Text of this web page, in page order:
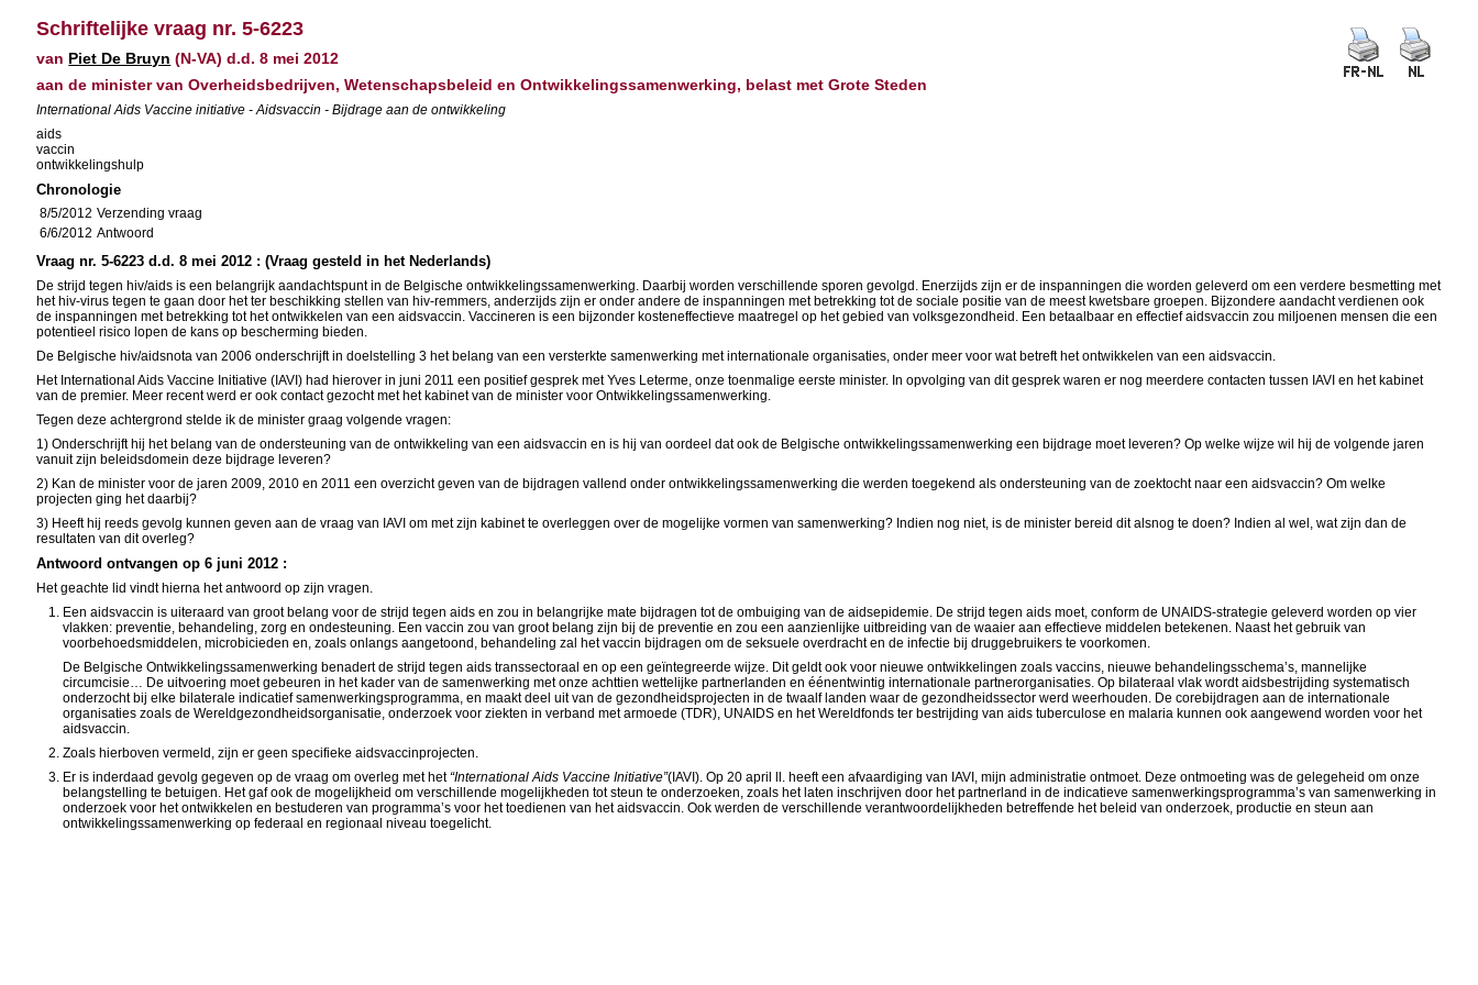
Schriftelijke vraag nr. 5-6223
van Piet De Bruyn (N-VA) d.d. 8 mei 2012
aan de minister van Overheidsbedrijven, Wetenschapsbeleid en Ontwikkelingssamenwerking, belast met Grote Steden
International Aids Vaccine initiative - Aidsvaccin - Bijdrage aan de ontwikkeling
aids
vaccin
ontwikkelingshulp
Chronologie
8/5/2012 Verzending vraag
6/6/2012 Antwoord
Vraag nr. 5-6223 d.d. 8 mei 2012 : (Vraag gesteld in het Nederlands)
De strijd tegen hiv/aids is een belangrijk aandachtspunt in de Belgische ontwikkelingssamenwerking. Daarbij worden verschillende sporen gevolgd. Enerzijds zijn er de inspanningen die worden geleverd om een verdere besmetting met
het hiv-virus tegen te gaan door het ter beschikking stellen van hiv-remmers, anderzijds zijn er onder andere de inspanningen met betrekking tot de sociale positie van de meest kwetsbare groepen. Bijzondere aandacht verdienen ook
de inspanningen met betrekking tot het ontwikkelen van een aidsvaccin. Vaccineren is een bijzonder kosteneffectieve maatregel op het gebied van volksgezondheid. Een betaalbaar en effectief aidsvaccin zou miljoenen mensen die een
potentieel risico lopen de kans op bescherming bieden.
De Belgische hiv/aidsnota van 2006 onderschrijft in doelstelling 3 het belang van een versterkte samenwerking met internationale organisaties, onder meer voor wat betreft het ontwikkelen van een aidsvaccin.
Het International Aids Vaccine Initiative (IAVI) had hierover in juni 2011 een positief gesprek met Yves Leterme, onze toenmalige eerste minister. In opvolging van dit gesprek waren er nog meerdere contacten tussen IAVI en het kabinet
van de premier. Meer recent werd er ook contact gezocht met het kabinet van de minister voor Ontwikkelingssamenwerking.
Tegen deze achtergrond stelde ik de minister graag volgende vragen:
1) Onderschrijft hij het belang van de ondersteuning van de ontwikkeling van een aidsvaccin en is hij van oordeel dat ook de Belgische ontwikkelingssamenwerking een bijdrage moet leveren? Op welke wijze wil hij de volgende jaren
vanuit zijn beleidsdomein deze bijdrage leveren?
2) Kan de minister voor de jaren 2009, 2010 en 2011 een overzicht geven van de bijdragen vallend onder ontwikkelingssamenwerking die werden toegekend als ondersteuning van de zoektocht naar een aidsvaccin? Om welke
projecten ging het daarbij?
3) Heeft hij reeds gevolg kunnen geven aan de vraag van IAVI om met zijn kabinet te overleggen over de mogelijke vormen van samenwerking? Indien nog niet, is de minister bereid dit alsnog te doen? Indien al wel, wat zijn dan de
resultaten van dit overleg?
Antwoord ontvangen op 6 juni 2012 :
Het geachte lid vindt hierna het antwoord op zijn vragen.
Een aidsvaccin is uiteraard van groot belang voor de strijd tegen aids en zou in belangrijke mate bijdragen tot de ombuiging van de aidsepidemie. De strijd tegen aids moet, conform de UNAIDS-strategie geleverd worden op vier
vlakken: preventie, behandeling, zorg en ondesteuning. Een vaccin zou van groot belang zijn bij de preventie en zou een aanzienlijke uitbreiding van de waaier aan effectieve middelen betekenen. Naast het gebruik van
voorbehoedsmiddelen, microbicieden en, zoals onlangs aangetoond, behandeling zal het vaccin bijdragen om de seksuele overdracht en de infectie bij druggebruikers te voorkomen.
De Belgische Ontwikkelingssamenwerking benadert de strijd tegen aids transsectoraal en op een geïntegreerde wijze. Dit geldt ook voor nieuwe ontwikkelingen zoals vaccins, nieuwe behandelingsschema’s, mannelijke
circumcisie… De uitvoering moet gebeuren in het kader van de samenwerking met onze achttien wettelijke partnerlanden en éénentwintig internationale partnerorganisaties. Op bilateraal vlak wordt aidsbestrijding systematisch
onderzocht bij elke bilaterale indicatief samenwerkingsprogramma, en maakt deel uit van de gezondheidsprojecten in de twaalf landen waar de gezondheidssector werd weerhouden. De corebijdragen aan de internationale
organisaties zoals de Wereldgezondheidsorganisatie, onderzoek voor ziekten in verband met armoede (TDR), UNAIDS en het Wereldfonds ter bestrijding van aids tuberculose en malaria kunnen ook aangewend worden voor het
aidsvaccin.
Zoals hierboven vermeld, zijn er geen specifieke aidsvaccinprojecten.
Er is inderdaad gevolg gegeven op de vraag om overleg met het “International Aids Vaccine Initiative”(IAVI). Op 20 april ll. heeft een afvaardiging van IAVI, mijn administratie ontmoet. Deze ontmoeting was de gelegeheid om onze
belangstelling te betuigen. Het gaf ook de mogelijkheid om verschillende mogelijkheden tot steun te onderzoeken, zoals het laten inschrijven door het partnerland in de indicatieve samenwerkingsprogramma’s van samenwerking in
onderzoek voor het ontwikkelen en bestuderen van programma’s voor het toedienen van het aidsvaccin. Ook werden de verschillende verantwoordelijkheden betreffende het beleid van onderzoek, productie en steun aan
ontwikkelingssamenwerking op federaal en regionaal niveau toegelicht.